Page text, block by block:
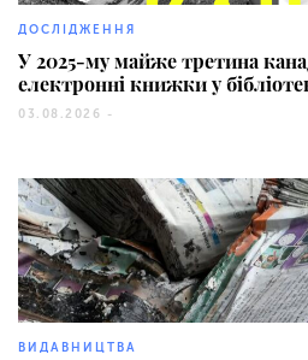
ДОСЛІДЖЕННЯ
У 2025-му майже третина
електронні книжки у
03.08.2026 -
ВИДАВНИЦТВА